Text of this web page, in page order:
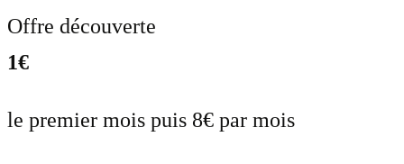
Offre découverte
1€
le premier mois puis 8€ par mois